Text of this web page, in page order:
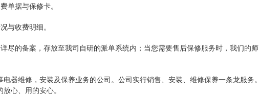
单据与保修卡。
与收费明细。
尽的备案，存放至我司自研的派单系统内；当您需要售后保修服务时，我们的师
器维修，安装及保养业务的公司。公司实行销售、安装、维修保养一条龙服务。
心、用的安心。